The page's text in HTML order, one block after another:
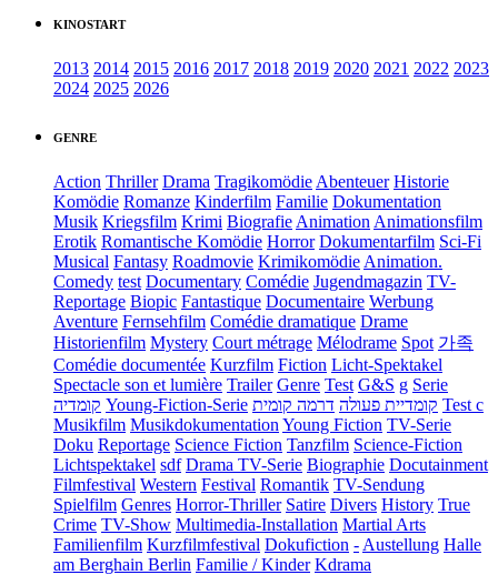
KINOSTART
2013 2014 2015 2016 2017 2018 2019 2020 2021 2022 2023
2024 2025 2026
GENRE
Action Thriller Drama Tragikomödie Abenteuer Historie
Komödie Romanze Kinderfilm Familie Dokumentation
Musik Kriegsfilm Krimi Biografie Animation Animationsfilm
Erotik Romantische Komödie Horror Dokumentarfilm Sci-Fi
Musical Fantasy Roadmovie Krimikomödie Animation.
Comedy test Documentary Comédie Jugendmagazin TV-
Reportage Biopic Fantastique Documentaire Werbung
Aventure Fernsehfilm Comédie dramatique Drame
Historienfilm Mystery Court métrage Mélodrame Spot 가족
Comédie documentée Kurzfilm Fiction Licht-Spektakel
Spectacle son et lumière Trailer Genre Test G&S g Serie
קומדיה Young-Fiction-Serie קומדיית פעולה דרמה קומית
Test c
Musikfilm Musikdokumentation Young Fiction TV-Serie
Doku Reportage Science Fiction Tanzfilm Science-Fiction
Lichtspektakel sdf Drama TV-Serie Biographie Docutainment
Filmfestival Western Festival Romantik TV-Sendung
Spielfilm Genres Horror-Thriller Satire Divers History True
Crime TV-Show Multimedia-Installation Martial Arts
Familienfilm Kurzfilmfestival Dokufiction - Austellung Halle
am Berghain Berlin Familie / Kinder Kdrama